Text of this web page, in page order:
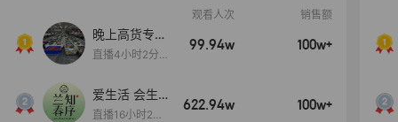
观看人次 销售额
晚上高货专场
大放漏
直播4小时2分5
99.94w 100w+
爱生活 会生
活
直播16小时24
622.94w 100w+